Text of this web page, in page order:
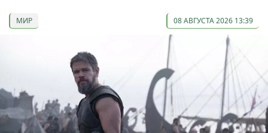
МИР 08 АВГУСТА 2026 13:39